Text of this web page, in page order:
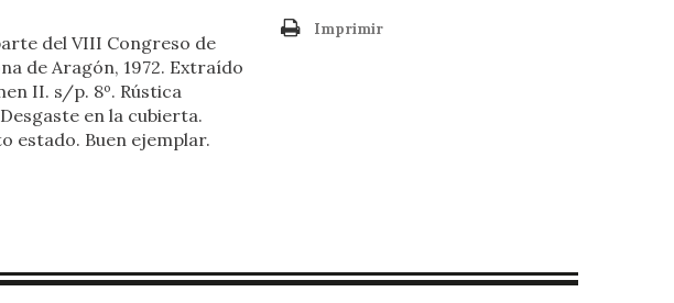
del VIII Congreso de
de Aragón, 1972. Extraído
II. s/p. 8º. Rústica
en la cubierta.
estado. Buen ejemplar.
Imprimir